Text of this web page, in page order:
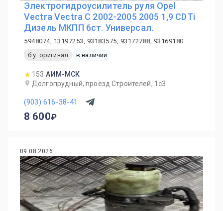
Электрогидроусилитель руля Opel
Vectra Vectra C 2002-2005 2005 1,9 CDTi
Дизель МКПП 6ст. Универсал.
5948074, 13197253, 93183575, 93172788, 93169180
б.у. оригинал
в наличии
153 АИМ-МСК
Долгопрудный, проезд Строителей, 1с3
(903) 616-38-41
8 600
09.08.2026